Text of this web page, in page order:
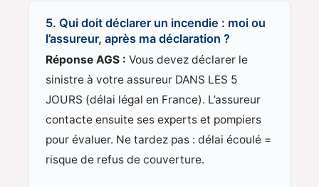
5. Qui doit déclarer un incendie : moi ou
l’assureur, après ma déclaration ?
Réponse AGS : Vous devez déclarer le
sinistre à votre assureur DANS LES 5
JOURS (délai légal en France). L’assureur
contacte ensuite ses experts et pompiers
pour évaluer. Ne tardez pas : délai écoulé =
risque de refus de couverture.